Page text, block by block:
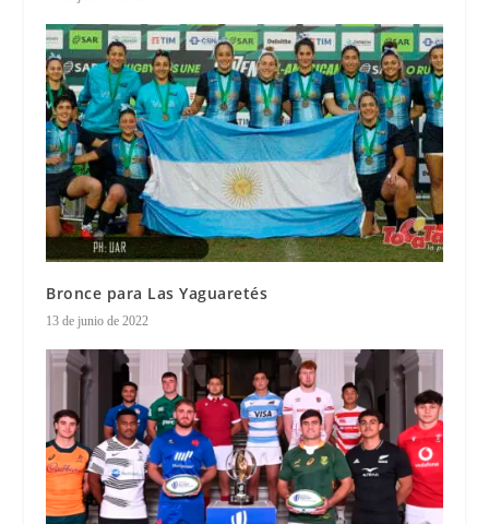
Bronce para Las Yaguaretés
13 de junio de 2022